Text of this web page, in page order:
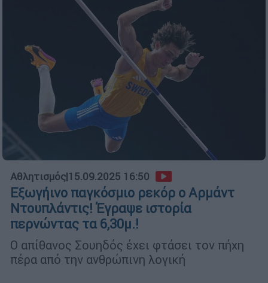
Αθλητισμός|15.09.2025 16:50
Εξωγήινο παγκόσμιο ρεκόρ ο Αρμάντ
Ντουπλάντις! Έγραψε ιστορία
περνώντας τα 6,30μ.!
Ο απίθανος Σουηδός έχει φτάσει τον πήχη
πέρα από την ανθρώπινη λογική